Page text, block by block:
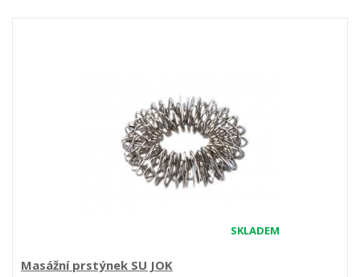
SKLADEM
Masážní prstýnek SU JOK